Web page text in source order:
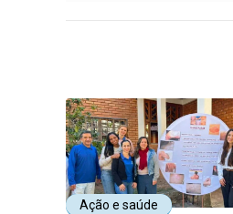
Ação e saúde